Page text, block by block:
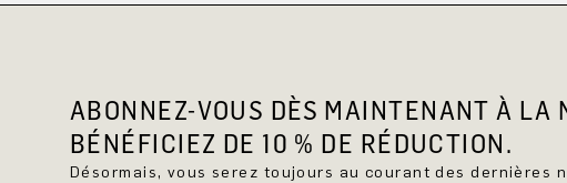
ABONNEZ-VOUS DÈS MAINTENANT À LA
BÉNÉFICIEZ DE 10 % DE RÉDUCTION.
Désormais, vous serez toujours au courant des dernières